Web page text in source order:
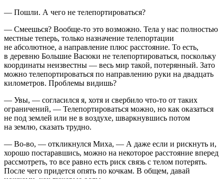
— Пошли. А чего не телепортироваться?
— Смеешься? Вообще-то это возможно. Тела у нас полностью
местные теперь, только назначение телепортации
не абсолютное, а направление плюс расстояние. То есть,
в деревню Большие Васюки не телепортироваться, поскольку
координаты неизвестны — весь мир такой, потерянный. Зато
можно телепортироваться по направлению руки на двадцать
километров. Проблемы видишь?
— Увы, — согласился я, хотя и свербило что-то от таких
ограничений, — Телепортироваться можно, но как оказаться
не под землей или не в воздухе, шваркнувшись потом
на землю, сказать трудно.
— Во-во, — откликнулся Миха, — А даже если и рискнуть и,
хорошо постаравшись, можно на некоторое расстояние вперед
рассмотреть, то все равно есть риск связь с телом потерять.
После чего придется опять по кочкам. В общем, давай